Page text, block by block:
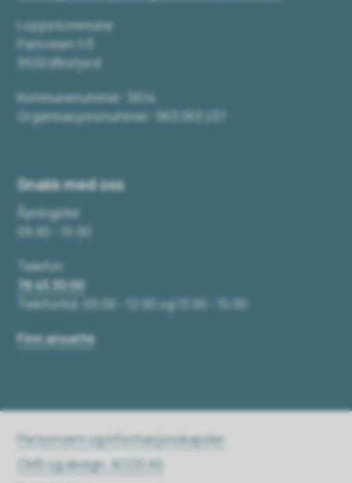
Loppa kommune
Parkveien 1/3
9550 Øksfjord
Kommunenummer: 5614
Organisasjonsnummer: 963 063 237
Snakk med oss
Åpningstid
09:00 - 15:00
Telefon
78 45 30 00
Telefontid: 09:00 - 12:00 og 13:00 - 15:00
Finn ansatte
Personvern og informasjonskapsler
CMS og design: ACOS AS